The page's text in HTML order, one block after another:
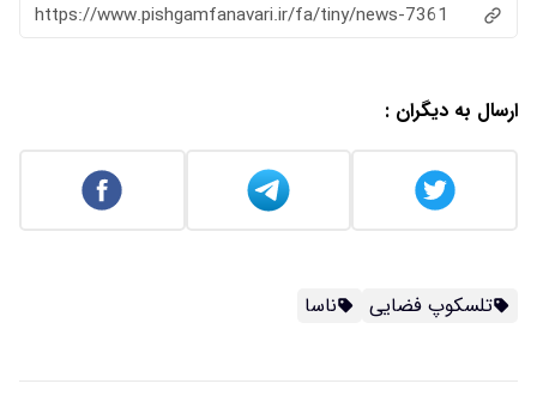
https://www.pishgamfanavari.ir/fa/tiny/news-7361
ارسال به دیگران :
تلسکوپ فضایی ناسا